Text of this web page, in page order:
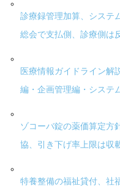
診療録管理加算、システ
総会で支払側、診療側は
医療情報ガイドライン解
編・企画管理編・システ
ゾコーバ錠の薬価算定方
協、引き下げ率上限は収
特養整備の福祉貸付、社